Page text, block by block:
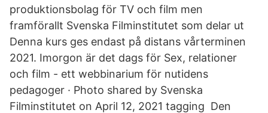
produktionsbolag för TV och film men
framförallt Svenska Filminstitutet som delar ut
Denna kurs ges endast på distans vårterminen
2021. Imorgon är det dags för Sex, relationer
och film - ett webbinarium för nutidens
pedagoger · Photo shared by Svenska
Filminstitutet on April 12, 2021 tagging Den